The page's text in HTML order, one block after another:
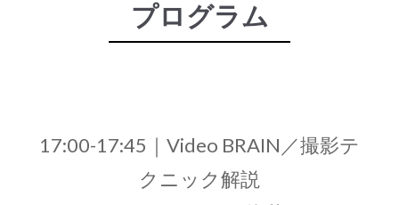
プログラム
17:00-17:45｜Video BRAIN／撮影テ
クニック解説